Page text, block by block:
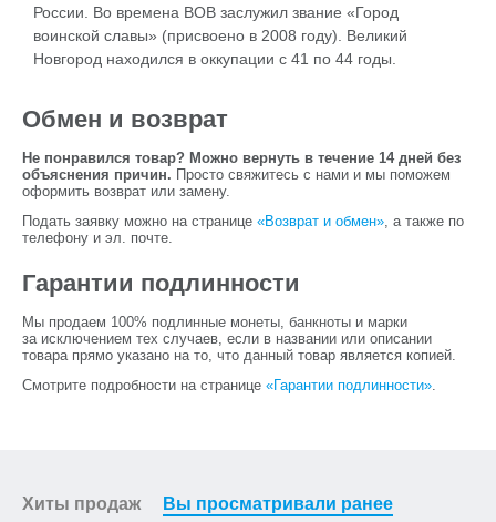
России. Во времена ВОВ заслужил звание «Город
воинской славы» (присвоено в 2008 году). Великий
Новгород находился в оккупации с 41 по 44 годы.
Обмен и возврат
Не понравился товар? Можно вернуть в течение 14 дней без
объяснения причин. Просто свяжитесь с нами и мы поможем
оформить возврат или замену.
Подать заявку можно на странице «Возврат и обмен», а также по
телефону и эл. почте.
Гарантии подлинности
Мы продаем 100% подлинные монеты, банкноты и марки
за исключением тех случаев, если в названии или описании
товара прямо указано на то, что данный товар является копией.
Смотрите подробности на странице «Гарантии подлинности».
Хиты продаж Вы просматривали ранее